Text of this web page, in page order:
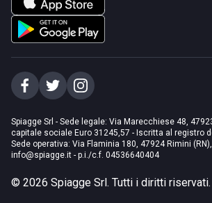
Spiagge Srl - Sede legale: Via Marecchiese 48,
capitale sociale Euro 31245,57 - Iscritta al registro
Sede operativa: Via Flaminia 180, 47924 Rimini
info@spiagge.it - p.i./c.f. 04536640404
© 2026 Spiagge Srl. Tutti i diritti riservati.